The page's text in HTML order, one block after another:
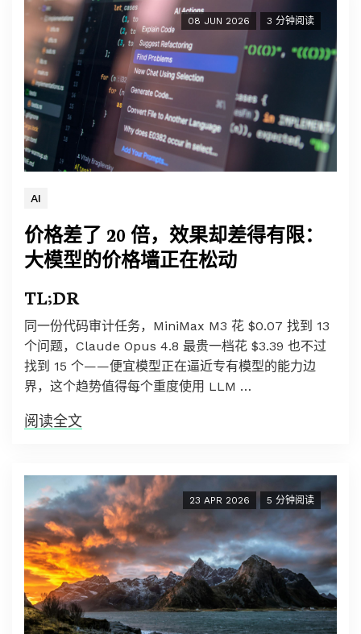
08 JUN 2026 3 分钟阅读
AI
价格差了 20 倍，效果却差得有限：
大模型的价格墙正在松动
TL;DR
同一份代码审计任务，MiniMax M3 花 $0.07 找到 13
个问题，Claude Opus 4.8 最贵一档花 $3.39 也不过
找到 15 个——便宜模型正在逼近专有模型的能力边
界，这个趋势值得每个重度使用 LLM …
阅读全文
23 APR 2026 5 分钟阅读